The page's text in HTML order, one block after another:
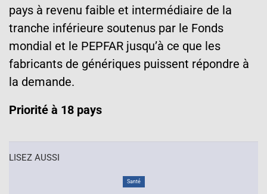
pays à revenu faible et intermédiaire de la
tranche inférieure soutenus par le Fonds
mondial et le PEPFAR jusqu’à ce que les
fabricants de génériques puissent répondre à
la demande.
Priorité à 18 pays
LISEZ AUSSI
Santé